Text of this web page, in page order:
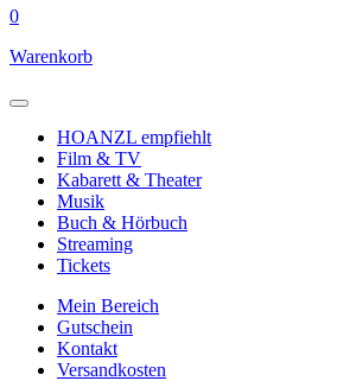
0
Warenkorb
HOANZL empfiehlt
Film & TV
Kabarett & Theater
Musik
Buch & Hörbuch
Streaming
Tickets
Mein Bereich
Gutschein
Kontakt
Versandkosten